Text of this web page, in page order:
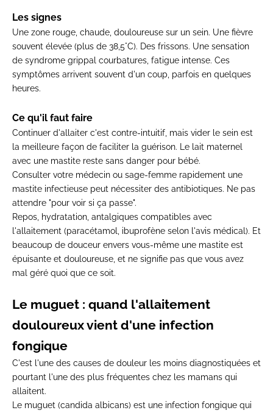
Les signes
Une zone rouge, chaude, douloureuse sur un sein. Une fièvre
souvent élevée (plus de 38,5°C). Des frissons. Une sensation
de syndrome grippal courbatures, fatigue intense. Ces
symptômes arrivent souvent d'un coup, parfois en quelques
heures.
Ce qu'il faut faire
Continuer d'allaiter c'est contre-intuitif, mais vider le sein est
la meilleure façon de faciliter la guérison. Le lait maternel
avec une mastite reste sans danger pour bébé.
Consulter votre médecin ou sage-femme rapidement une
mastite infectieuse peut nécessiter des antibiotiques. Ne pas
attendre "pour voir si ça passe".
Repos, hydratation, antalgiques compatibles avec
l'allaitement (paracétamol, ibuprofène selon l'avis médical). Et
beaucoup de douceur envers vous-même une mastite est
épuisante et douloureuse, et ne signifie pas que vous avez
mal géré quoi que ce soit.
Le muguet : quand l'allaitement
douloureux vient d'une infection
fongique
C'est l'une des causes de douleur les moins diagnostiquées et
pourtant l'une des plus fréquentes chez les mamans qui
allaitent.
Le muguet (candida albicans) est une infection fongique qui